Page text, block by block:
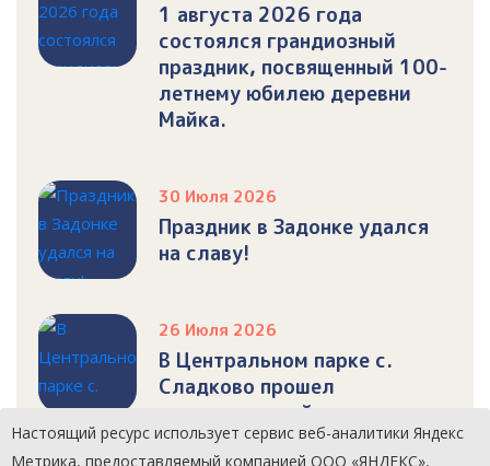
1 августа 2026 года
состоялся грандиозный
праздник, посвященный 100-
летнему юбилею деревни
Майка.
30 Июля 2026
Праздник в Задонке удался
на славу!
26 Июля 2026
В Центральном парке с.
Сладково прошел
торжественный митинг,
посвященный празднованию
Настоящий ресурс использует сервис веб-аналитики Яндекс
Метрика, предоставляемый компанией ООО «ЯНДЕКС»,